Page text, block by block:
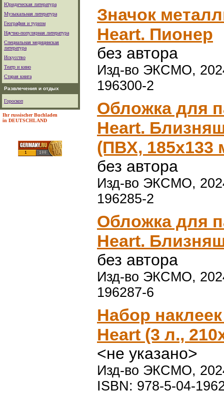
Юридическая литература
Музыкальная литература
География и туризм
Научно-популярная литература
Специальная медицинская
литература
Искусство
Театр и кино
Старая книга
Развлечения и отдых
Гороскоп
Ihr russischer Buchladen
in DEUTSCHLAND
Значок
Heart. Пионер
без автора
Изд-во ЭКСМО,
196300-2
Обложка для
Heart.
(ПВХ, 185х133
без автора
Изд-во ЭКСМО,
196285-2
Обложка для
Heart.
без автора
Изд-во ЭКСМО,
196287-6
Набор
Heart (3 л.,
<не указано>
Изд-во ЭКСМО,
ISBN: 978-5-04-